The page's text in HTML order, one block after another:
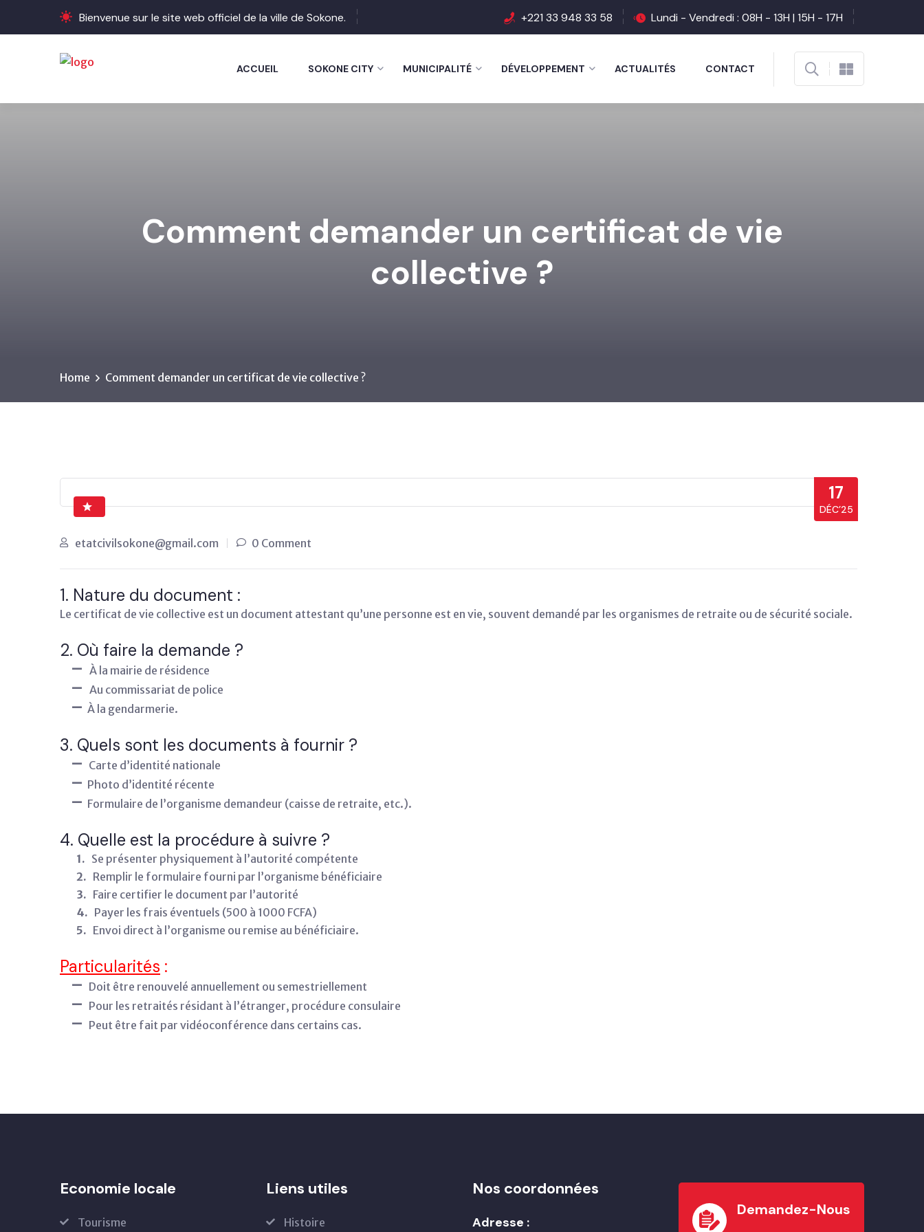
Bienvenue sur le site web officiel de la ville de Sokone. +221 33 948 33 58 Lundi - Vendredi : 08H - 13H | 15H - 17H
ACCUEIL SOKONE CITY MUNICIPALITÉ DÉVELOPPEMENT ACTUALITÉS CONTACT
Comment demander un certificat de vie
collective ?
Home Comment demander un certificat de vie collective ?
17
DÉC’25
etatcivilsokone@gmail.com 0 Comment
1. Nature du document :
Le certificat de vie collective est un document attestant qu’une personne est en vie, souvent demandé par les organismes de retraite ou de sécurité sociale.
2. Où faire la demande ?
– À la mairie de résidence
– Au commissariat de police
– À la gendarmerie.
3. Quels sont les documents à fournir ?
– Carte d’identité nationale
– Photo d’identité récente
– Formulaire de l’organisme demandeur (caisse de retraite, etc.).
4. Quelle est la procédure à suivre ?
1. Se présenter physiquement à l’autorité compétente
2. Remplir le formulaire fourni par l’organisme bénéficiaire
3. Faire certifier le document par l’autorité
4. Payer les frais éventuels (500 à 1000 FCFA)
5. Envoi direct à l’organisme ou remise au bénéficiaire.
Particularités :
– Doit être renouvelé annuellement ou semestriellement
– Pour les retraités résidant à l’étranger, procédure consulaire
– Peut être fait par vidéoconférence dans certains cas.
Economie locale
Tourisme
Liens utiles
Histoire
Nos coordonnées
Adresse :
Demandez-Nous